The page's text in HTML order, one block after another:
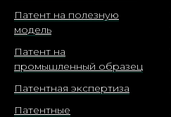
Патент на полезную
модель
Патент на
промышленный образец
Патентная экспертиза
Патентные